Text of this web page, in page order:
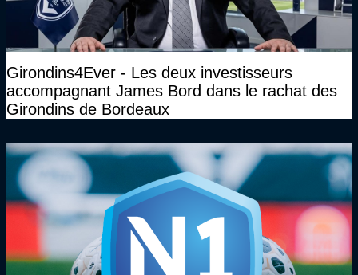
Girondins4Ever - Les deux investisseurs
accompagnant James Bord dans le rachat des
Girondins de Bordeaux